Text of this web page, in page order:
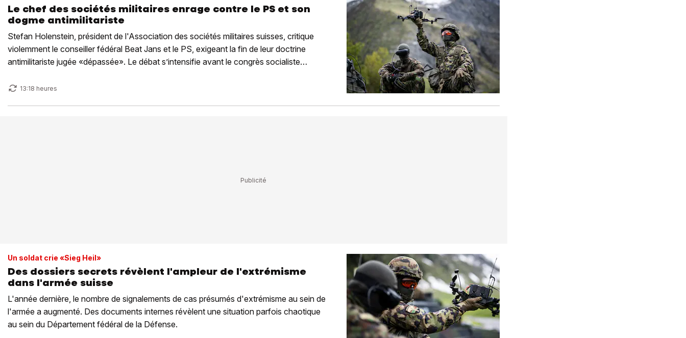
Le chef des sociétés militaires enrage contre le PS et son
dogme antimilitariste
Stefan Holenstein, président de l'Association des sociétés militaires suisses, critique
violemment le conseiller fédéral Beat Jans et le PS, exigeant la fin de leur doctrine
antimilitariste jugée «dépassée». Le débat s’intensifie avant le congrès socialiste
13:18 heures
Un soldat crie «Sieg Heil»
Des dossiers secrets révèlent l'ampleur de l'extrémisme
dans l'armée suisse
L'année dernière, le nombre de signalements de cas présumés d'extrémisme au sein de
l'armée a augmenté. Des documents internes révèlent une situation parfois chaotique
au sein du Département fédéral de la Défense.